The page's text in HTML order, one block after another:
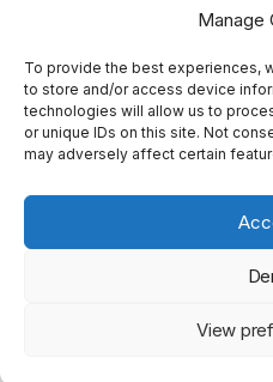
Manage
To provide the best experiences,
to store and/or access device
technologies will allow us to
or unique IDs on this site. Not
may adversely affect certain
View
Yonder